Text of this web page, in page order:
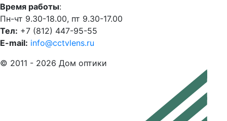
Время работы:
Пн-чт 9.30-18.00, пт 9.30-17.00
Тел: +7 (812) 447-95-55
E-mail: info@cctvlens.ru
© 2011 - 2026 Дом оптики